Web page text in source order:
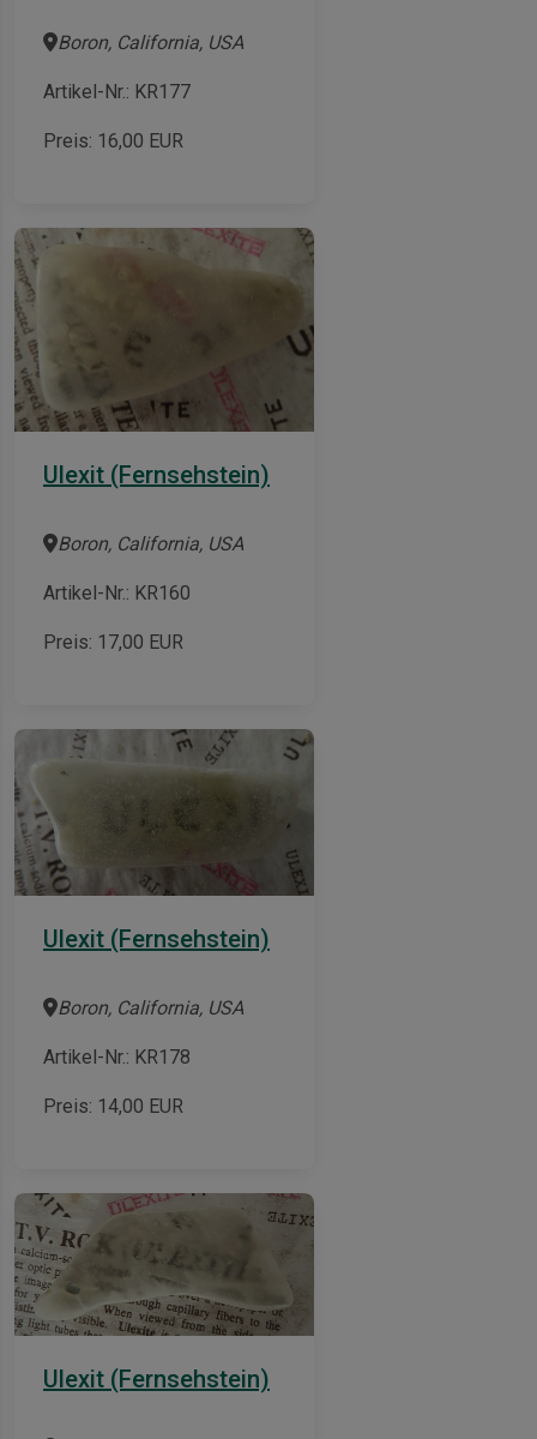
Boron, California, USA
Artikel-Nr.: KR177
Preis: 16,00 EUR
Ulexit (Fernsehstein)
Boron, California, USA
Artikel-Nr.: KR160
Preis: 17,00 EUR
Ulexit (Fernsehstein)
Boron, California, USA
Artikel-Nr.: KR178
Preis: 14,00 EUR
Ulexit (Fernsehstein)